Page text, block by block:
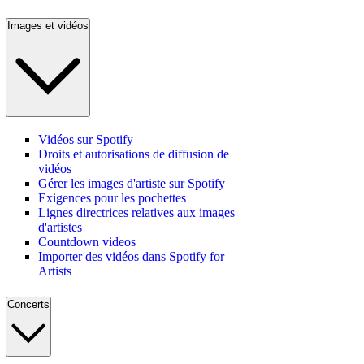
Images et vidéos
Vidéos sur Spotify
Droits et autorisations de diffusion de
vidéos
Gérer les images d'artiste sur Spotify
Exigences pour les pochettes
Lignes directrices relatives aux images
d'artistes
Countdown videos
Importer des vidéos dans Spotify for
Artists
Concerts